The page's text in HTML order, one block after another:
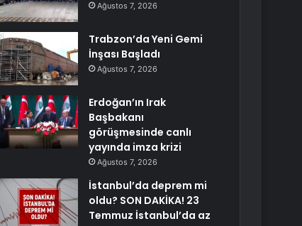
Ağustos 7, 2026
Trabzon’da Yeni Gemi
İnşası Başladı
Ağustos 7, 2026
Erdoğan’ın Irak
Başbakanı
görüşmesinde canlı
yayında imza krizi
Ağustos 7, 2026
İstanbul’da deprem mi
oldu? SON DAKİKA! 23
Temmuz İstanbul’da az